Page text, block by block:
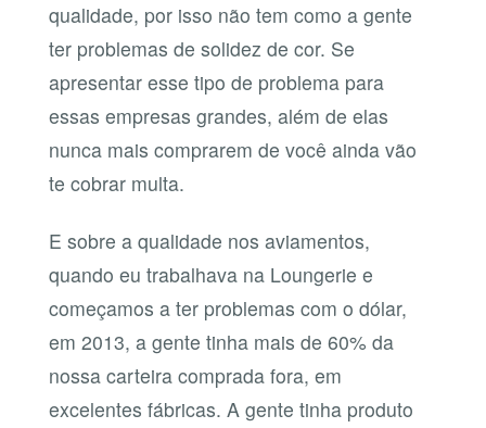
qualidade, por isso não tem como a gente
ter problemas de solidez de cor. Se
apresentar esse tipo de problema para
essas empresas grandes, além de elas
nunca mais comprarem de você ainda vão
te cobrar multa.
E sobre a qualidade nos aviamentos,
quando eu trabalhava na Loungerie e
começamos a ter problemas com o dólar,
em 2013, a gente tinha mais de 60% da
nossa carteira comprada fora, em
excelentes fábricas. A gente tinha produto